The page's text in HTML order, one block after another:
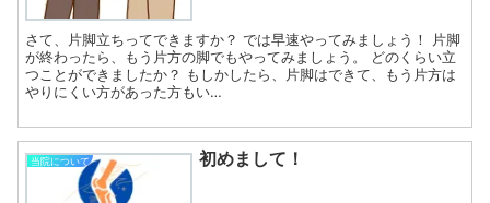
さて、片脚立ちってできますか？ では早速やってみましょう！ 片脚
が終わったら、もう片方の脚でもやってみましょう。 どのくらい立
つことができましたか？ もしかしたら、片脚はできて、もう片方は
やりにくい方があった方もい…
当院について 初めまして！